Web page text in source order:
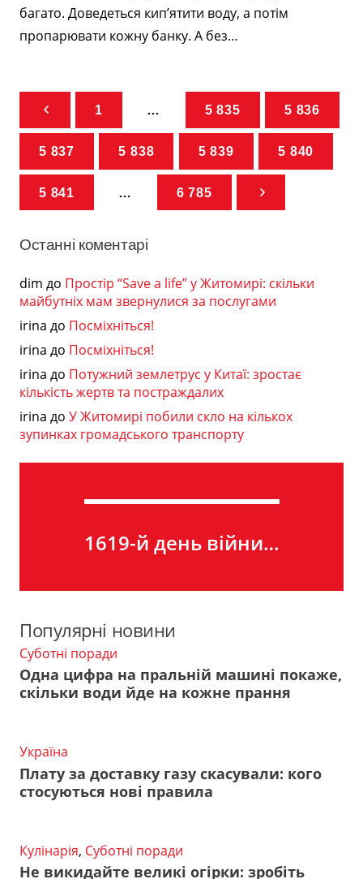
багато. Доведеться кип’ятити воду, а потім
пропарювати кожну банку. А без…
1 … 5 835 5 836
5 837 5 838 5 839 5 840
5 841 … 6 785
Останні коментарі
dim до Простір “Save a life” у Житомирі: скільки
майбутніх мам звернулися за послугами
irina до Посміхніться!
irina до Посміхніться!
irina до Потужний землетрус у Китаї: зростає
кількість жертв та постраждалих
irina до У Житомирі побили скло на кількох
зупинках громадського транспорту
1619-й день війни…
Популярні новини
Суботні поради
Одна цифра на пральній машині покаже,
скільки води йде на кожне прання
Україна
Плату за доставку газу скасували: кого
стосуються нові правила
Кулінарія, Суботні поради
Не викидайте великі огірки: зробіть